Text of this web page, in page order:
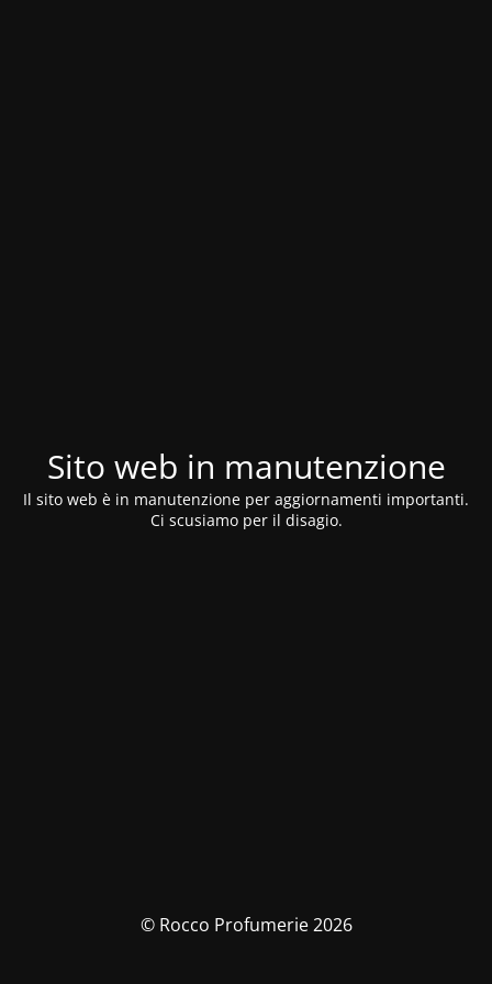
Sito web in manutenzione
Il sito web è in manutenzione per aggiornamenti importanti.
Ci scusiamo per il disagio.
© Rocco Profumerie 2026